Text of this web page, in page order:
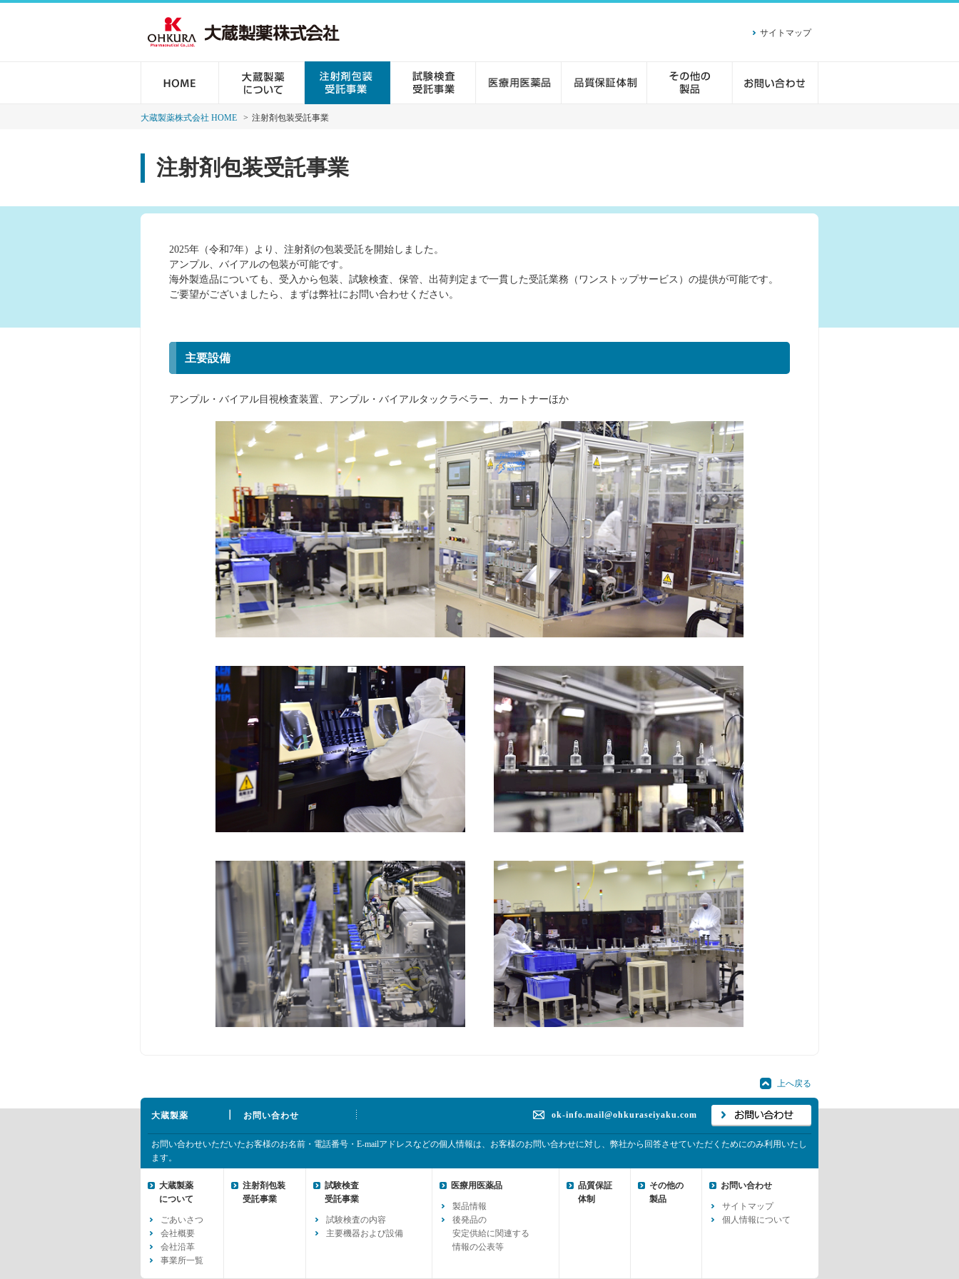
サイトマップ
大蔵製薬株式会社 HOME 注射剤包装受託事業
注射剤包装受託事業
2025年（令和7年）より、注射剤の包装受託を開始しました。
アンプル、バイアルの包装が可能です。
海外製造品についても、受入から包装、試験検査、保管、出荷判定まで一貫した受託業務（ワンストップサービス）の提供が可能です。
ご要望がございましたら、まずは弊社にお問い合わせください。
主要設備
アンプル・バイアル目視検査装置、アンプル・バイアルタックラベラー、カートナーほか
上へ戻る
大蔵製薬 お問い合わせ ok-info.mail@ohkuraseiyaku.com
お問い合わせいただいたお客様のお名前・電話番号・E-mailアドレスなどの個人情報は、お客様のお問い合わせに対し、弊社から回答させていただくためにのみ利用いたし
ます。
大蔵製薬
について
ごあいさつ
会社概要
会社沿革
事業所一覧
注射剤包装
受託事業
試験検査
受託事業
試験検査の内容
主要機器および設備
医療用医薬品
製品情報
後発品の
安定供給に関連する
情報の公表等
品質保証
体制
その他の
製品
お問い合わせ
サイトマップ
個人情報について